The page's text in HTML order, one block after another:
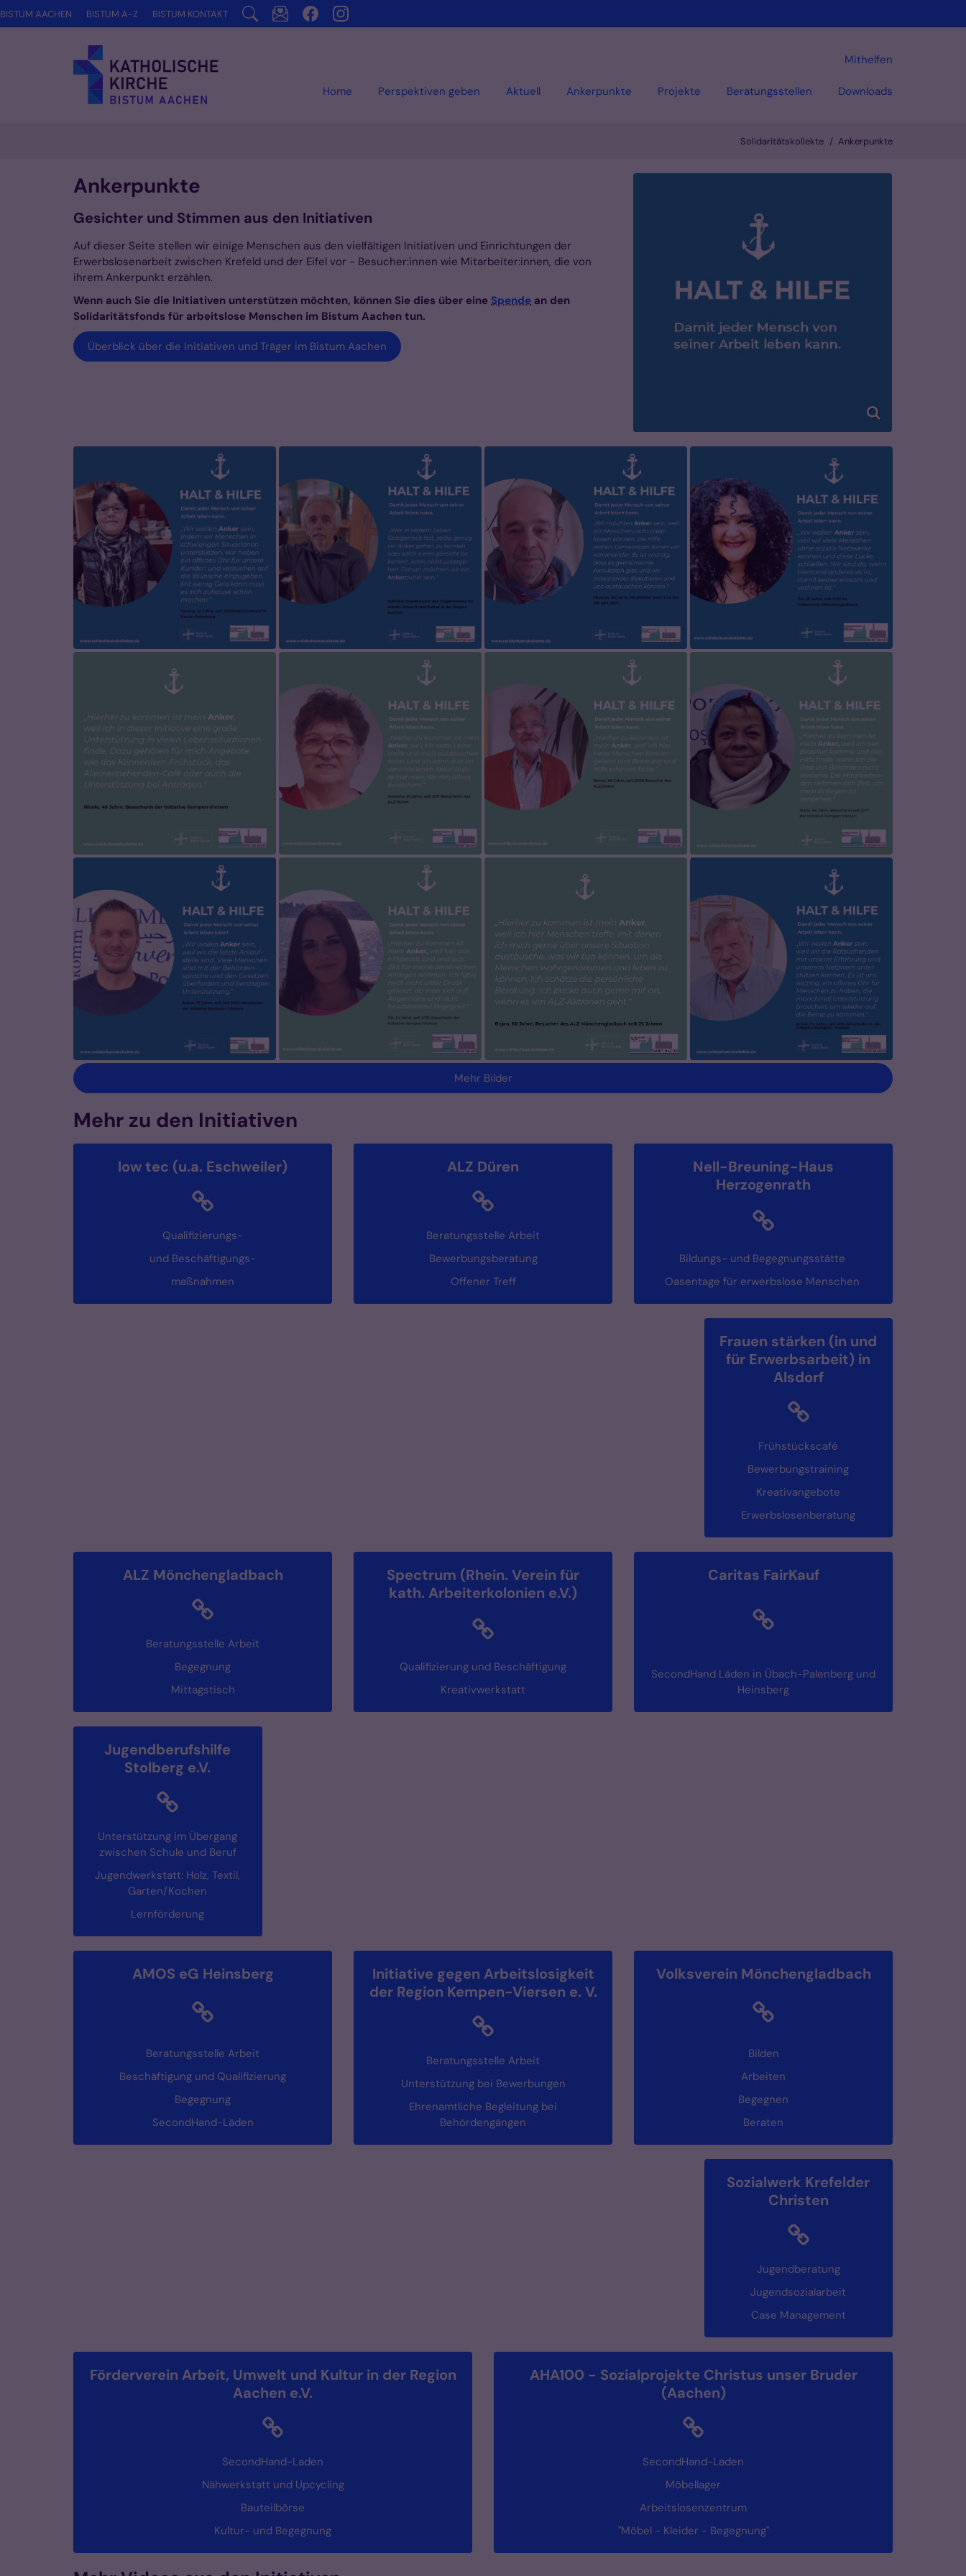
Zum Inhalt springen
Home Perspektiven geben Aktuell Ankerpunkte Projekte Beratungsstellen Downloads
Mithelfen
BISTUM AACHEN BISTUM A-Z BISTUM KONTAKT
Solidaritätskollekte Ankerpunkte
Ankerpunkte
Gesichter und Stimmen aus den Initiativen
Auf dieser Seite stellen wir einige Menschen aus den vielfältigen Initiativen und Einrichtungen der
Erwerbslosenarbeit zwischen Krefeld und der Eifel vor - Besucher:innen wie Mitarbeiter:innen, die von
ihrem Ankerpunkt erzählen.
Wenn auch Sie die Initiativen unterstützen möchten, können Sie dies über eine Spende an den
Solidaritätsfonds für arbeitslose Menschen im Bistum Aachen tun.
Überblick über die Initiativen und Träger im Bistum Aachen
Mehr Bilder
Mehr zu den Initiativen
low tec (u.a. Eschweiler)
Qualifizierungs-
und Beschäftigungs-
maßnahmen
ALZ Düren
Beratungsstelle Arbeit
Bewerbungsberatung
Offener Treff
Nell-Breuning-Haus
Herzogenrath
Bildungs- und Begegnungsstätte
Oasentage für erwerbslose Menschen
Frauen stärken (in und
für Erwerbsarbeit) in
Alsdorf
Frühstückscafé
Bewerbungstraining
Kreativangebote
Erwerbslosenberatung
ALZ Mönchengladbach
Beratungsstelle Arbeit
Begegnung
Mittagstisch
Spectrum (Rhein. Verein für
kath. Arbeiterkolonien e.V.)
Qualifizierung und Beschäftigung
Kreativwerkstatt
Caritas FairKauf
SecondHand Läden in Übach-Palenberg und
Heinsberg
Jugendberufshilfe
Stolberg e.V.
Unterstützung im Übergang
zwischen Schule und Beruf
Jugendwerkstatt: Holz, Textil,
Garten/Kochen
Lernförderung
AMOS eG Heinsberg
Beratungsstelle Arbeit
Beschäftigung und Qualifizierung
Begegnung
SecondHand-Läden
Initiative gegen Arbeitslosigkeit
der Region Kempen-Viersen e. V.
Beratungsstelle Arbeit
Unterstützung bei Bewerbungen
Ehrenamtliche Begleitung bei
Behördengängen
Volksverein Mönchengladbach
Bilden
Arbeiten
Begegnen
Beraten
Sozialwerk Krefelder
Christen
Jugendberatung
Jugendsozialarbeit
Case Management
Förderverein Arbeit, Umwelt und Kultur in der Region
Aachen e.V.
SecondHand-Laden
Nähwerkstatt und Upcycling
Bauteilbörse
Kultur- und Begegnung
AHA100 - Sozialprojekte Christus unser Bruder
(Aachen)
SecondHand-Laden
Möbellager
Arbeitslosenzentrum
"Möbel - Kleider - Begegnung"